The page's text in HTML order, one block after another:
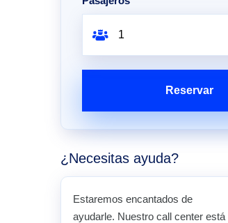
Reservar
¿Necesitas ayuda?
Estaremos encantados de
ayudarle. Nuestro call center está